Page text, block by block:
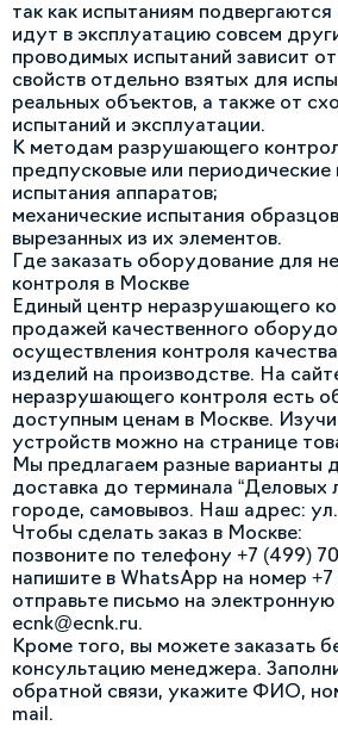
так как испытаниям
идут в эксплуатацию совсем
проводимых испытаний зависит
свойств отдельно взятых для
реальных объектов, а также от
испытаний и эксплуатации.
К методам разрушающего
предпусковые или периодические
испытания аппаратов;
механические испытания
вырезанных из их элементов.
Где заказать оборудование для
контроля в Москве
Единый центр неразрушающего
продажей качественного
осуществления контроля
изделий на производстве. На
неразрушающего контроля есть
доcтупным ценам в Москве.
устройств можно на странице
Мы предлагаем разные варианты
доставка до терминала “Деловых
городе, самовывоз. Наш адрес: ул.
Чтобы сделать заказ в Москве:
позвоните по телефону +7 (499)
напишите в WhatsApp на номер +7
отправьте письмо на
ecnk@ecnk.ru.
Кроме того, вы можете заказать
консультацию менеджера.
обратной связи, укажите ФИО,
mail.